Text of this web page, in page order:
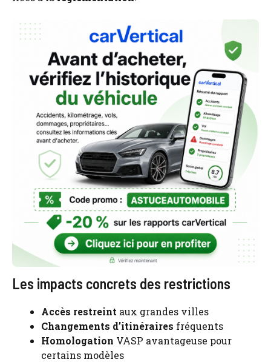
Les impacts concrets des restrictions
Accès restreint aux grandes villes
Changements d’itinéraires fréquents
Homologation VASP avantageuse pour
certains modèles